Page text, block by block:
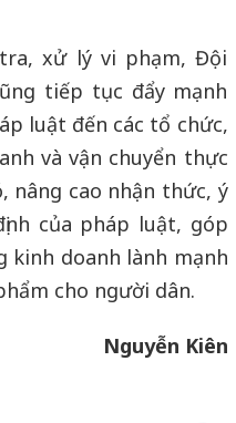
xử lý vi phạm, Đội
tiếp tục đẩy mạnh
luật đến các tổ chức,
và vận chuyển thực
nâng cao nhận thức, ý
của pháp luật, góp
kinh doanh lành mạnh
cho người dân.
Nguyễn Kiên